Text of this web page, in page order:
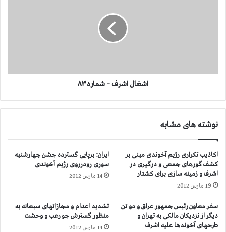
ف
ر
۳
اشغال اشرف – شماره ۸۳
نوشته های مشابه
اکاذیب تکراری رژیم آخوندی مبنی بر
کشف گورهای جمعی و درگیری در
اشرف و زمینه سازی برای کشتار
19 مارس 2012
ایران: برپایی گسترده جشن چهارشنبه
سوری رودرروی رژیم آخوندی
14 مارس 2012
سفر معاون رئیس جمهور عراق و دو تن
دیگر از نزدیکان مالکی به تهران و
طرحهای آخوندها علیه اشرف
تشدید اعدام و مجازاتهای سبعانه به
منظور گسترش جو رعب و وحشت
14 مارس 2012